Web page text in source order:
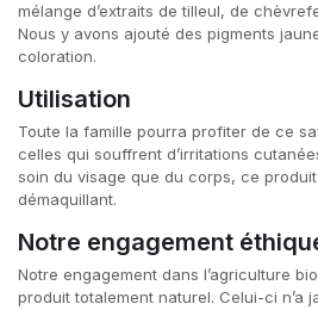
mélange d’extraits de tilleul, de
Nous y avons ajouté des pigments
coloration.
Utilisation
Toute la famille pourra profiter de ce
celles qui souffrent d’irritations
soin du visage que du corps, ce
démaquillant.
Notre engagement
Notre engagement dans l’agriculture
produit totalement naturel. Celui-ci n’a